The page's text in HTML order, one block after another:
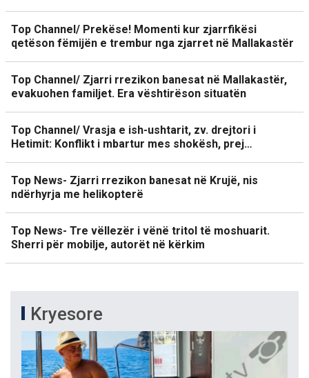
Top Channel/ Prekëse! Momenti kur zjarrfikësi
qetëson fëmijën e trembur nga zjarret në Mallakastër
Top Channel/ Zjarri rrezikon banesat në Mallakastër,
evakuohen familjet. Era vështirëson situatën
Top Channel/ Vrasja e ish-ushtarit, zv. drejtori i
Hetimit: Konflikt i mbartur mes shokësh, prej…
Top News- Zjarri rrezikon banesat në Krujë, nis
ndërhyrja me helikopterë
Top News- Tre vëllezër i vënë tritol të moshuarit.
Sherri për mobilje, autorët në kërkim
Kryesore